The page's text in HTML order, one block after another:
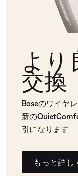
より
交換
Boseのワイヤ
新の
引になります
もっと詳し